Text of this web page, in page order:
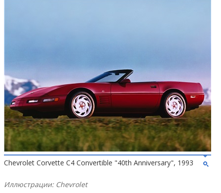
Chevrolet Corvette C4 Convertible "40th Anniversary", 1993
Иллюстрации: Chevrolet